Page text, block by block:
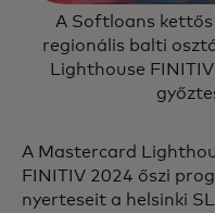
A Softloans
regionális balti
Lighthouse
A Mastercard
FINITIV 2024 őszi
nyerteseit a helsinki